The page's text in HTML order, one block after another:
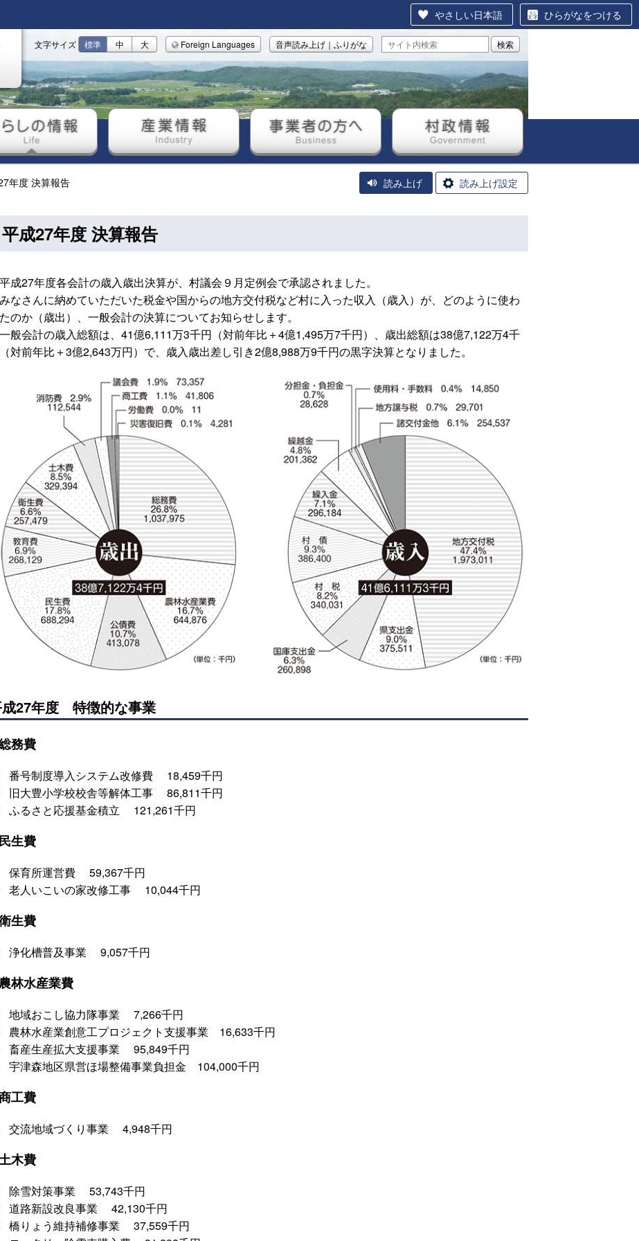
やさしい日本語 ひらがなをつける
文字サイズ 標準 中 大 Foreign Languages 音声読み上げ｜ふりがな 検索
しの情報 産業情報 事業者の方へ 村政情報
年度 決算報告 読み上げ 読み上げ設定
平成27年度 決算報告
成27年度各会計の歳入歳出決算が、村議会９月定例会で承認されました。
なさんに納めていただいた税金や国からの地方交付税など村に入った収入（歳入）が、どのように使わ
のか（歳出）、一般会計の決算についてお知らせします。
般会計の歳入総額は、41億6,111万3千円（対前年比＋4億1,495万7千円）、歳出総額は38億7,122万4千
対前年比＋3億2,643万円）で、歳入歳出差し引き2億8,988万9千円の黒字決算となりました。
27年度 特徴的な事業
務費
番号制度導入システム改修費 18,459千円
旧大豊小学校校舎等解体工事 86,811千円
ふるさと応援基金積立 121,261千円
民生費
保育所運営費 59,367千円
老人いこいの家改修工事 10,044千円
生費
浄化槽普及事業 9,057千円
農林水産業費
地域おこし協力隊事業 7,266千円
農林水産業創意工プロジェクト支援事業 16,633千円
畜産生産拡大支援事業 95,849千円
宇津森地区県営ほ場整備事業負担金 104,000千円
工費
交流地域づくり事業 4,948千円
木費
除雪対策事業 53,743千円
道路新設改良事業 42,130千円
橋りょう維持補修事業 37,559千円